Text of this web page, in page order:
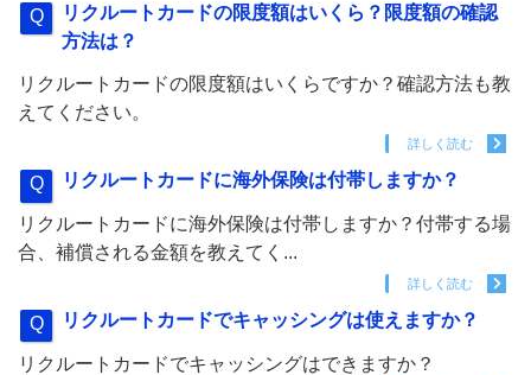
リクルートカードの限度額はいくら？限度額の確認
方法は？
リクルートカードの限度額はいくらですか？確認方法も教
えてください。
詳しく読む
リクルートカードに海外保険は付帯しますか？
リクルートカードに海外保険は付帯しますか？付帯する場
合、補償される金額を教えてく...
詳しく読む
リクルートカードでキャッシングは使えますか？
リクルートカードでキャッシングはできますか？